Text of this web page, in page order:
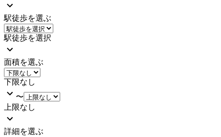
駅徒歩を選ぶ
駅徒歩を選択
面積を選ぶ
下限なし
〜
上限なし
詳細を選ぶ